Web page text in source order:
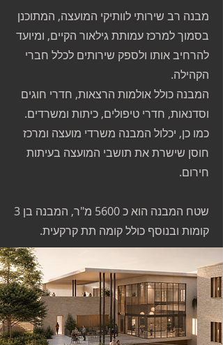
מבנה רב שירותי לוותיקי המועצה, המתוכנן
בסמוך למרכז עמותת גילאור הקיים, ומיועד
להרחיב אותו ולספק שירותים לכלל חברי
הקהילה.
המבנה כולל אולמות הרצאות, חדרי חוגים
וסדנאות, חדרי טיפולים, כיתות ומשרדים.
כמו כן, יכלול המבנה משרדי מועצה ומרכז
חוסן שישרת את תושבי המועצה בעיתות
חירום.
שטח המבנה הוא כ 5600 מ"ר, המבנה בן 3
קומות ובנוסף כולל קומה תת קרקעית.